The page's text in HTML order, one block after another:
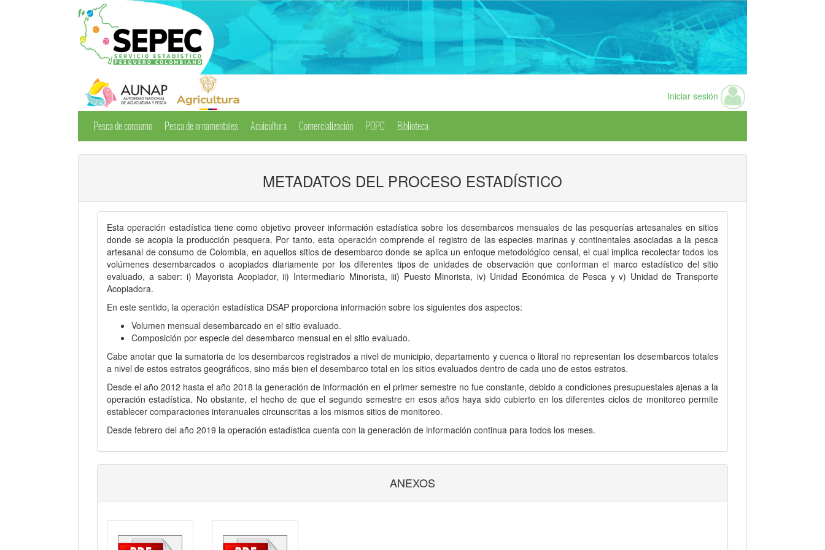
Iniciar sesión
Pesca de consumo Pesca de ornamentales Acuicultura Comercialización POPC Biblioteca
METADATOS DEL PROCESO ESTADÍSTICO
Esta operación estadística tiene como objetivo proveer información estadística sobre los desembarcos mensuales de las pesquerías artesanales en sitios
donde se acopia la producción pesquera. Por tanto, esta operación comprende el registro de las especies marinas y continentales asociadas a la pesca
artesanal de consumo de Colombia, en aquellos sitios de desembarco donde se aplica un enfoque metodológico censal, el cual implica recolectar todos los
volúmenes desembarcados o acopiados diariamente por los diferentes tipos de unidades de observación que conforman el marco estadístico del sitio
evaluado, a saber: i) Mayorista Acopiador, ii) Intermediario Minorista, iii) Puesto Minorista, iv) Unidad Económica de Pesca y v) Unidad de Transporte
Acopiadora.
En este sentido, la operación estadística DSAP proporciona información sobre los siguientes dos aspectos:
Volumen mensual desembarcado en el sitio evaluado.
Composición por especie del desembarco mensual en el sitio evaluado.
Cabe anotar que la sumatoria de los desembarcos registrados a nivel de municipio, departamento y cuenca o litoral no representan los desembarcos totales
a nivel de estos estratos geográficos, sino más bien el desembarco total en los sitios evaluados dentro de cada uno de estos estratos.
Desde el año 2012 hasta el año 2018 la generación de información en el primer semestre no fue constante, debido a condiciones presupuestales ajenas a la
operación estadística. No obstante, el hecho de que el segundo semestre en esos años haya sido cubierto en los diferentes ciclos de monitoreo permite
establecer comparaciones interanuales circunscritas a los mismos sitios de monitoreo.
Desde febrero del año 2019 la operación estadística cuenta con la generación de información continua para todos los meses.
ANEXOS